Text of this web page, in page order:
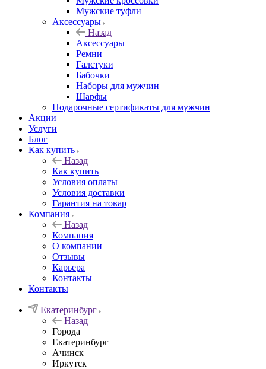
Мужские туфли
Аксессуары
Назад
Аксессуары
Ремни
Галстуки
Бабочки
Наборы для мужчин
Шарфы
Подарочные сертификаты для мужчин
Акции
Услуги
Блог
Как купить
Назад
Как купить
Условия оплаты
Условия доставки
Гарантия на товар
Компания
Назад
Компания
О компании
Отзывы
Карьера
Контакты
Контакты
Екатеринбург
Назад
Города
Екатеринбург
Ачинск
Иркутск